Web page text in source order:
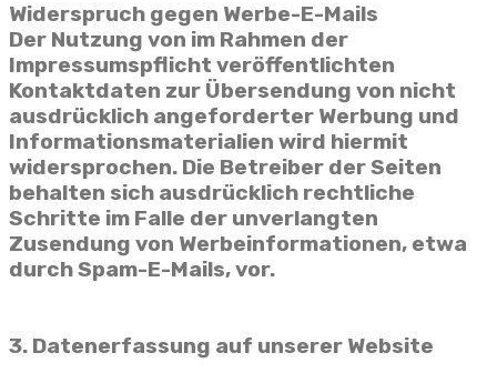
Widerspruch gegen Werbe-E-Mails
Der Nutzung von im Rahmen der
Impressumspflicht veröffentlichten
Kontaktdaten zur Übersendung von nicht
ausdrücklich angeforderter Werbung und
Informationsmaterialien wird hiermit
widersprochen. Die Betreiber der Seiten
behalten sich ausdrücklich rechtliche
Schritte im Falle der unverlangten
Zusendung von Werbeinformationen, etwa
durch Spam-E-Mails, vor.
3. Datenerfassung auf unserer Website